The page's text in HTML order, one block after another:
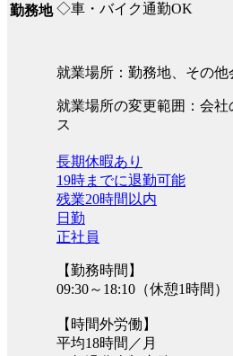
勤務地 ◇車・バイク通勤OK
就業場所：勤務地、その他
就業場所の変更範囲：会
ス
長期休暇あり
19時までに退勤可能
残業20時間以内
日勤
正社員
【勤務時間】
09:30～18:10（休憩1時間）
【時間外労働】
平均18時間／月